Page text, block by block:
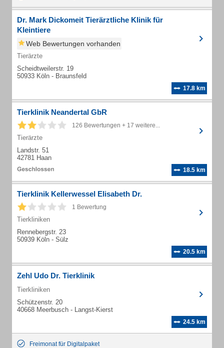
Dr. Mark Dickomeit Tierärztliche Klinik für
Kleintiere
Web Bewertungen vorhanden
Tierärzte
Scheidtweilerstr. 19
50933 Köln - Braunsfeld
17.8 km
Tierklinik Neandertal GbR
126 Bewertungen + 17 weitere...
Tierärzte
Landstr. 51
42781 Haan
18.5 km
Tierklinik Kellerwessel Elisabeth Dr.
1 Bewertung
Tierkliniken
Rennebergstr. 23
50939 Köln - Sülz
20.5 km
Zehl Udo Dr. Tierklinik
Tierkliniken
Schützenstr. 20
40668 Meerbusch - Langst-Kierst
24.5 km
Freimonat für Digitalpaket